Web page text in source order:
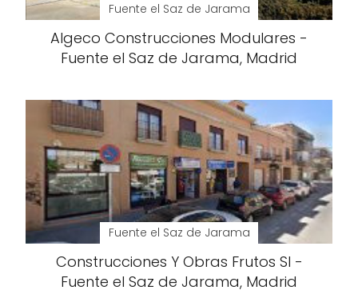
Fuente el Saz de Jarama
Algeco Construcciones Modulares -
Fuente el Saz de Jarama, Madrid
Fuente el Saz de Jarama
Construcciones Y Obras Frutos Sl -
Fuente el Saz de Jarama, Madrid